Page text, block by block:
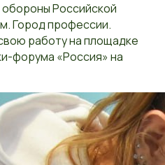
Российской
Город профессии.
работу на площадке
форума «Россия» на